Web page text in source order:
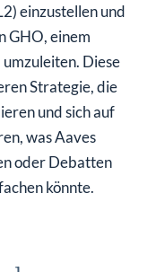
einzustellen und
GHO, einem
umzuleiten. Diese
Strategie, die
und sich auf
was Aaves
oder Debatten
könnte.